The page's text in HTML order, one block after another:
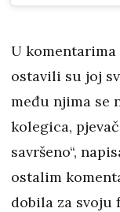
U
ostavili su joj
među njima se
kolegica,
savršeno“,
ostalim
dobila za svoju